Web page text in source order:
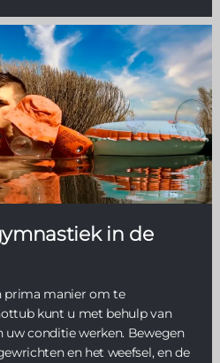
in de
prima manier om te
kunt u met behulp van
uw conditie werken. Bewegen
en het weefsel, en de